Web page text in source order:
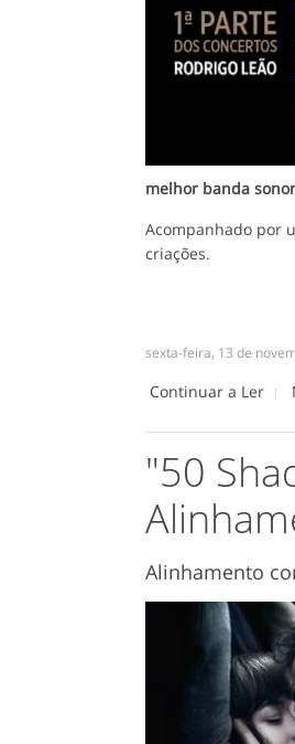
melhor banda
Acompanhado por
criações.
sexta-feira, 13 de
Continuar a Ler
"50
Alinhamento